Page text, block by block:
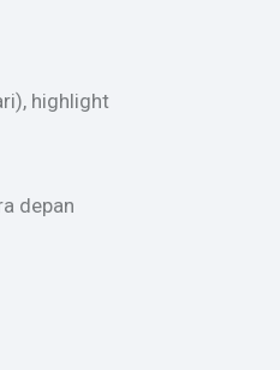
highlight
depan